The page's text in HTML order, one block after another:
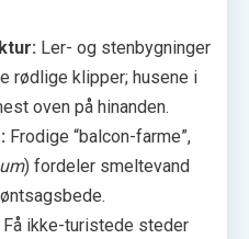
Ler- og stenbygninger
rødlige klipper; husene i
oven på hinanden.
Frodige “balcon-farme”,
) fordeler smeltevand
Få ikke-turistede steder